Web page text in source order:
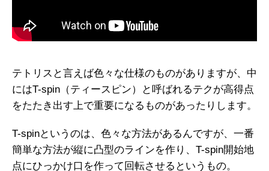
テトリスと言えば色々な仕様のものがありますが、中
にはT-spin（ティースピン）と呼ばれるテクが高得点
をたたき出す上で重要になるものがあったりします。
T-spinというのは、色々な方法があるんですが、一番
簡単な方法が縦に凸型のラインを作り、T-spin開始地
点にひっかけ口を作って回転させるというもの。